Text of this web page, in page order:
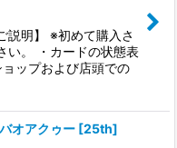
説明】 ※初めて購入さ
い。 ・カードの状態表
ップおよび店頭での
バオアクゥー [25th]